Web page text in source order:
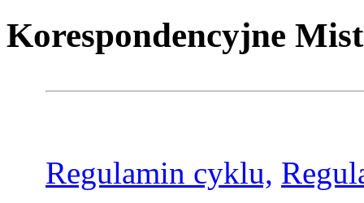
Korespondencyjne
Regulamin cyklu,